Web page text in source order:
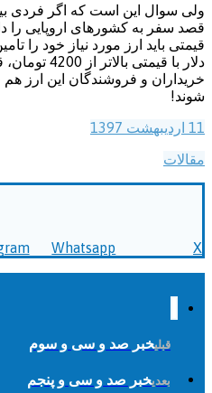
ولی سوال این است که اگر فردی
قصد سفر به کشورهای اروپایی را
قیمتی باید ارز مورد نیاز خود را
دلار با قیمتی
خریداران و فروشندگان این ارز
شوند!
11 اردیبهشت 1397
مقالات
X
Whatsapp
قبلیخبر صد و سی و سوم
بعدیخبر صد و سی و پنجم